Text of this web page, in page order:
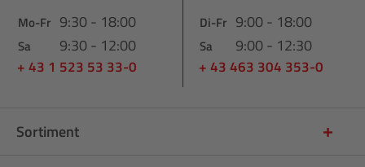
Mo-Fr 9:30 - 18:00
Sa 9:30 - 12:00
+ 43 1 523 53 33-0
Di-Fr 9:00 - 18:00
Sa 9:00 - 12:30
+ 43 463 304 353-0
Sortiment